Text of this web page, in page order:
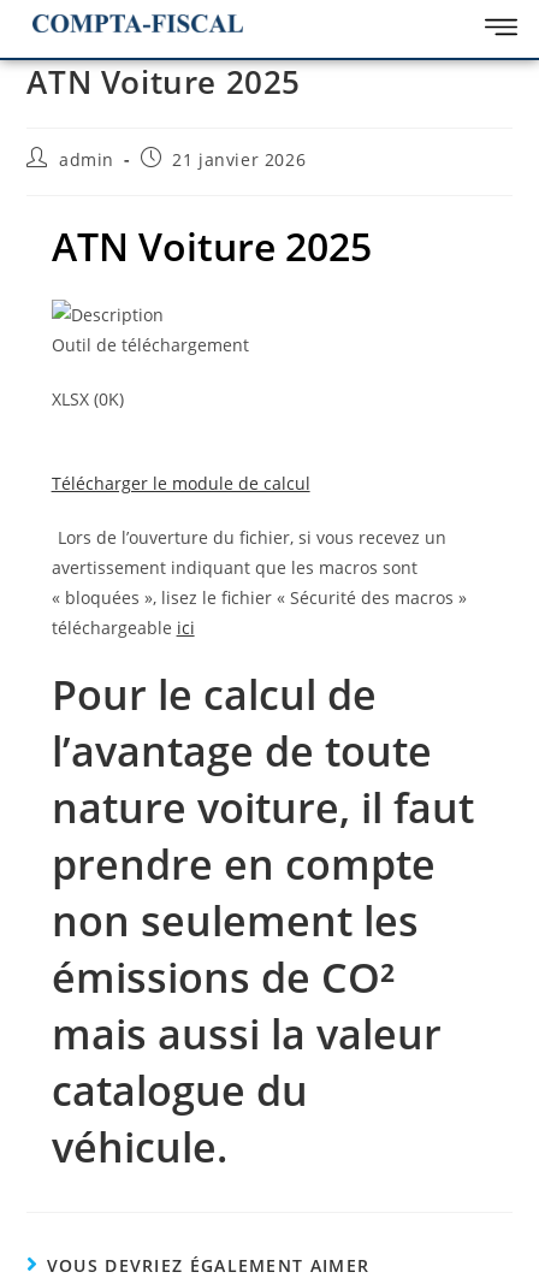
ATN Voiture 2025
admin 21 janvier 2026
ATN Voiture 2025
Outil de téléchargement
XLSX (0K)
Télécharger le module de calcul
Lors de l’ouverture du fichier, si vous recevez un
avertissement indiquant que les macros sont
« bloquées », lisez le fichier « Sécurité des macros »
téléchargeable ici
Pour le calcul de
l’avantage de toute
nature voiture, il faut
prendre en compte
non seulement les
émissions de CO²
mais aussi la valeur
catalogue du
véhicule.
VOUS DEVRIEZ ÉGALEMENT AIMER